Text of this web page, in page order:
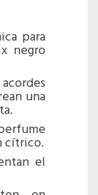
para
negro
una
cítrico.
el